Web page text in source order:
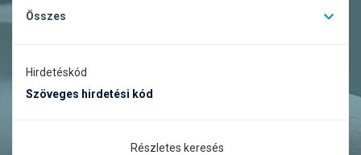
Összes
Hirdetéskód
Részletes keresés